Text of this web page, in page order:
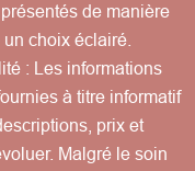
de manière
choix éclairé.
: Les informations
à titre informatif
prix et
Malgré le soin